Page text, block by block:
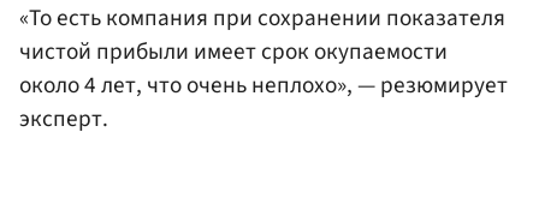
«То есть компания при сохранении показателя
чистой прибыли имеет срок окупаемости
около 4 лет, что очень неплохо», — резюмирует
эксперт.